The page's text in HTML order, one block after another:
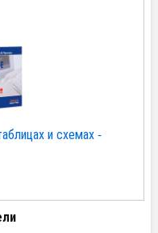
и схемах -